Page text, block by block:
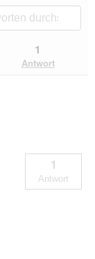
1
Antwort
1
Antwort